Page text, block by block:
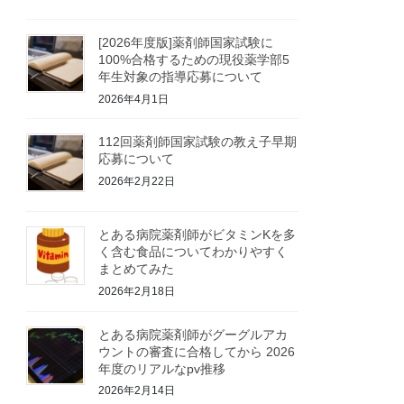
[2026年度版]薬剤師国家試験に
100%合格するための現役薬学部5
年生対象の指導応募について
2026年4月1日
112回薬剤師国家試験の教え子早期
応募について
2026年2月22日
とある病院薬剤師がビタミンKを多
く含む食品についてわかりやすく
まとめてみた
2026年2月18日
とある病院薬剤師がグーグルアカ
ウントの審査に合格してから 2026
年度のリアルなpv推移
2026年2月14日